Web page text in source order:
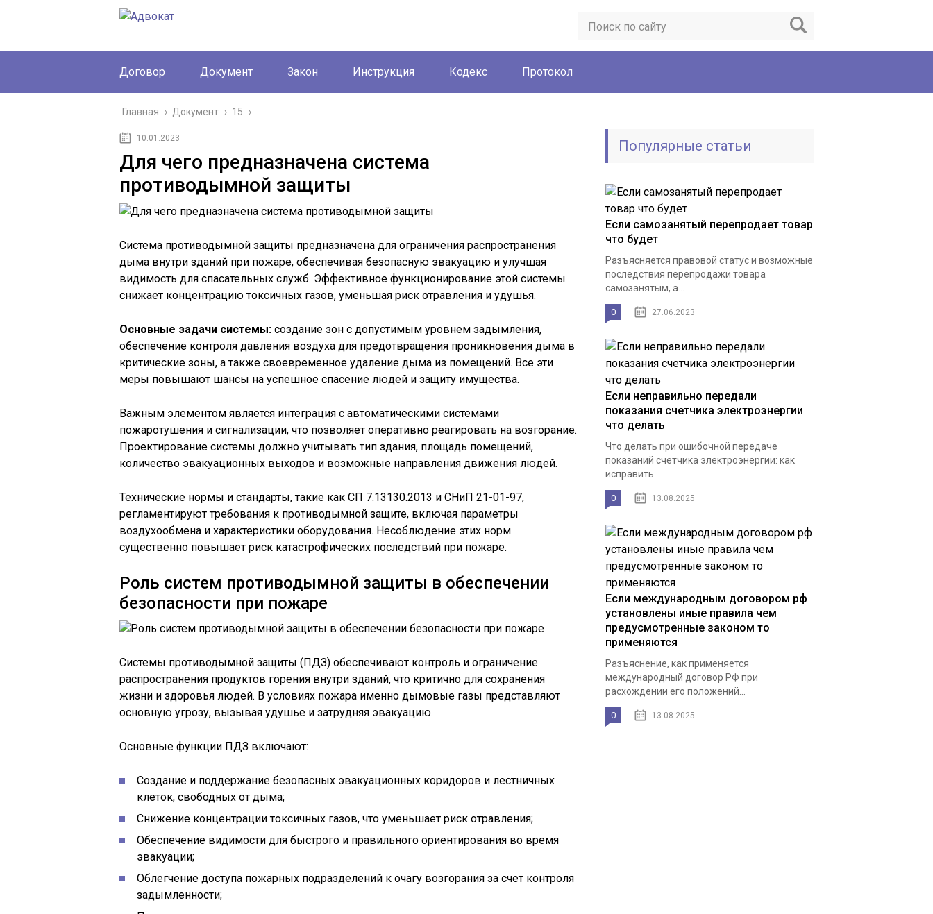
Договор Документ Закон Инструкция Кодекс Протокол
Главная › Документ › 15 ›
10.01.2023
Для чего предназначена система
противодымной защиты
Система противодымной защиты предназначена для ограничения распространения
дыма внутри зданий при пожаре, обеспечивая безопасную эвакуацию и улучшая
видимость для спасательных служб. Эффективное функционирование этой системы
снижает концентрацию токсичных газов, уменьшая риск отравления и удушья.
Основные задачи системы: создание зон с допустимым уровнем задымления,
обеспечение контроля давления воздуха для предотвращения проникновения дыма в
критические зоны, а также своевременное удаление дыма из помещений. Все эти
меры повышают шансы на успешное спасение людей и защиту имущества.
Важным элементом является интеграция с автоматическими системами
пожаротушения и сигнализации, что позволяет оперативно реагировать на возгорание.
Проектирование системы должно учитывать тип здания, площадь помещений,
количество эвакуационных выходов и возможные направления движения людей.
Технические нормы и стандарты, такие как СП 7.13130.2013 и СНиП 21-01-97,
регламентируют требования к противодымной защите, включая параметры
воздухообмена и характеристики оборудования. Несоблюдение этих норм
существенно повышает риск катастрофических последствий при пожаре.
Роль систем противодымной защиты в обеспечении
безопасности при пожаре
Системы противодымной защиты (ПДЗ) обеспечивают контроль и ограничение
распространения продуктов горения внутри зданий, что критично для сохранения
жизни и здоровья людей. В условиях пожара именно дымовые газы представляют
основную угрозу, вызывая удушье и затрудняя эвакуацию.
Основные функции ПДЗ включают:
Создание и поддержание безопасных эвакуационных коридоров и лестничных
клеток, свободных от дыма;
Снижение концентрации токсичных газов, что уменьшает риск отравления;
Обеспечение видимости для быстрого и правильного ориентирования во время
эвакуации;
Облегчение доступа пожарных подразделений к очагу возгорания за счет контроля
задымленности;
Популярные статьи
Если самозанятый перепродает товар
что будет
Разъясняется правовой статус и возможные
последствия перепродажи товара
самозанятым, а...
0 27.06.2023
Если неправильно передали
показания счетчика электроэнергии
что делать
Что делать при ошибочной передаче
показаний счетчика электроэнергии: как
исправить...
0 13.08.2025
Если международным договором рф
установлены иные правила чем
предусмотренные законом то
применяются
Разъяснение, как применяется
международный договор РФ при
расхождении его положений...
0 13.08.2025